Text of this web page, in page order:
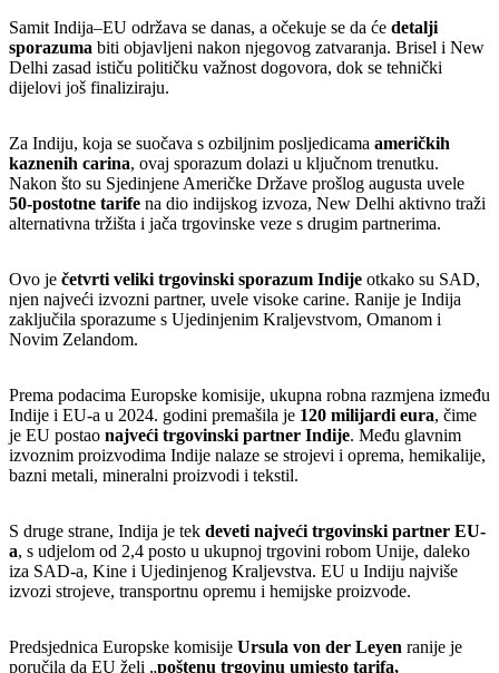
Samit Indija–EU održava se danas, a očekuje se da će detalji
sporazuma biti objavljeni nakon njegovog zatvaranja. Brisel i New
Delhi zasad ističu političku važnost dogovora, dok se tehnički
dijelovi još finaliziraju.
Za Indiju, koja se suočava s ozbiljnim posljedicama američkih
kaznenih carina, ovaj sporazum dolazi u ključnom trenutku.
Nakon što su Sjedinjene Američke Države prošlog augusta uvele
50-postotne tarife na dio indijskog izvoza, New Delhi aktivno traži
alternativna tržišta i jača trgovinske veze s drugim partnerima.
Ovo je četvrti veliki trgovinski sporazum Indije otkako su SAD,
njen najveći izvozni partner, uvele visoke carine. Ranije je Indija
zaključila sporazume s Ujedinjenim Kraljevstvom, Omanom i
Novim Zelandom.
Prema podacima Europske komisije, ukupna robna razmjena između
Indije i EU-a u 2024. godini premašila je 120 milijardi eura, čime
je EU postao najveći trgovinski partner Indije. Među glavnim
izvoznim proizvodima Indije nalaze se strojevi i oprema, hemikalije,
bazni metali, mineralni proizvodi i tekstil.
S druge strane, Indija je tek deveti najveći trgovinski partner EU-
a, s udjelom od 2,4 posto u ukupnoj trgovini robom Unije, daleko
iza SAD-a, Kine i Ujedinjenog Kraljevstva. EU u Indiju najviše
izvozi strojeve, transportnu opremu i hemijske proizvode.
Predsjednica Europske komisije Ursula von der Leyen ranije je
poručila da EU želi „poštenu trgovinu umjesto tarifa,